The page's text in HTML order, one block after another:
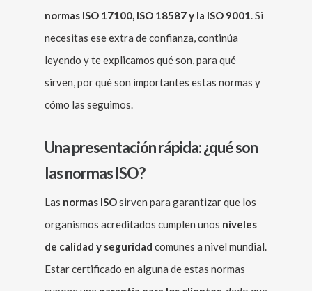
normas ISO 17100, ISO 18587 y la ISO 9001. Si
necesitas ese extra de confianza, continúa
leyendo y te explicamos qué son, para qué
sirven, por qué son importantes estas normas y
cómo las seguimos.
Una presentación rápida: ¿qué son
las normas ISO?
Las normas ISOsirven para garantizar que los
organismos acreditados cumplen unos niveles
de calidad y seguridad comunes a nivel mundial.
Estar certificado en alguna de estas normas